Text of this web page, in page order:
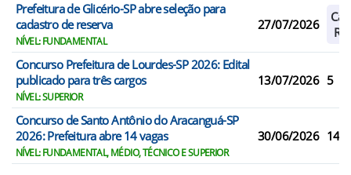
Prefeitura de Glicério-SP abre seleção para
cadastro de reserva
NÍVEL: FUNDAMENTAL
27/07/2026
Concurso Prefeitura de Lourdes-SP 2026: Edital
publicado para três cargos
NÍVEL: SUPERIOR
13/07/2026 5
Concurso de Santo Antônio do Aracanguá-SP
2026: Prefeitura abre 14 vagas
NÍVEL: FUNDAMENTAL, MÉDIO, TÉCNICO E SUPERIOR
30/06/2026 14